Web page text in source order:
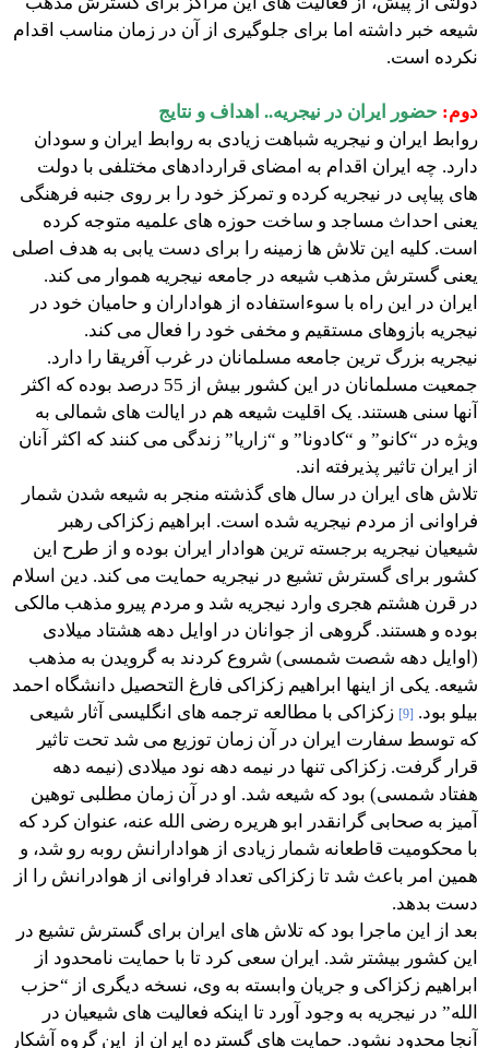
شیعه خبر داشته اما برای جلوگیری از آن در زمان مناسب اقدام
نکرده است.
دوم: حضور ایران در نیجریه.. اهداف و نتایج
روابط ایران و نیجریه شباهت زیادی به روابط ایران و سودان
دارد. چه ایران اقدام به امضای قراردادهای مختلفی با دولت
های پیاپی در نیجریه کرده و تمرکز خود را بر روی جنبه فرهنگی
یعنی احداث مساجد و ساخت حوزه های علمیه متوجه کرده
است. کلیه این تلاش ها زمینه را برای دست یابی به هدف اصلی
یعنی گسترش مذهب شیعه در جامعه نیجریه هموار می کند.
ایران در این راه با سوءاستفاده از هواداران و حامیان خود در
نیجریه بازوهای مستقیم و مخفی خود را فعال می کند.
نیجریه بزرگ ترین جامعه مسلمانان در غرب آفریقا را دارد.
جمعیت مسلمانان در این کشور بیش از 55 درصد بوده که اکثر
آنها سنی هستند. یک اقلیت شیعه هم در ایالت های شمالی به
ویژه در “کانو” و “کادونا” و “زاریا” زندگی می کنند که اکثر آنان
از ایران تاثیر پذیرفته اند.
تلاش های ایران در سال های گذشته منجر به شیعه شدن شمار
فراوانی از مردم نیجریه شده است. ابراهیم زکزاکی رهبر
شیعیان نیجریه برجسته ترین هوادار ایران بوده و از طرح این
کشور برای گسترش تشیع در نیجریه حمایت می کند. دین اسلام
در قرن هشتم هجری وارد نیجریه شد و مردم پیرو مذهب مالکی
بوده و هستند. گروهی از جوانان در اوایل دهه هشتاد میلادی
(اوایل دهه شصت شمسی) شروع کردند به گرویدن به مذهب
شیعه. یکی از اینها ابراهیم زکزاکی فارغ التحصیل دانشگاه احمد
بیلو بود. [9]
زکزاکی با مطالعه ترجمه های انگلیسی آثار شیعی
که توسط سفارت ایران در آن زمان توزیع می شد تحت تاثیر
قرار گرفت. زکزاکی تنها در نیمه دهه نود میلادی (نیمه دهه
هفتاد شمسی) بود که شیعه شد. او در آن زمان مطلبی توهین
آمیز به صحابی گرانقدر ابو هریره رضی الله عنه، عنوان کرد که
با محکومیت قاطعانه شمار زیادی از هوادارانش روبه رو شد، و
همین امر باعث شد تا زکزاکی تعداد فراوانی از هوادرانش را از
دست بدهد.
بعد از این ماجرا بود که تلاش های ایران برای گسترش تشیع در
این کشور بیشتر شد. ایران سعی کرد تا با حمایت نامحدود از
ابراهیم زکزاکی و جریان وابسته به وی، نسخه دیگری از “حزب
الله” در نیجریه به وجود آورد تا اینکه فعالیت های شیعیان در
آنجا محدود نشود. حمایت های گسترده ایران از این گروه آشکار